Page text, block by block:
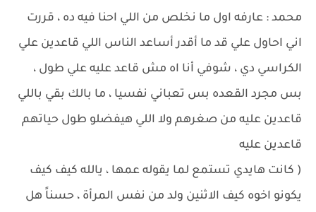
محمد : عارفه اول ما نخلص من اللي احنا فيه ده ، قررت
اني احاول علي قد ما أقدر أساعد الناس اللي قاعدين علي
الكراسي دي ، شوفي أنا اه مش قاعد عليه علي طول ،
بس مجرد القعده بس تعباني نفسيا ، ما بالك بقي باللي
قاعدين عليه من صغرهم ولا اللي هيفضلو طول حياتهم
قاعدين عليه
( كانت هايدي تستمع لما يقوله عمها ، يالله كيف كيف
يكونو اخوه كيف الاثنين ولد من نفس المرأة ، حسناً هل